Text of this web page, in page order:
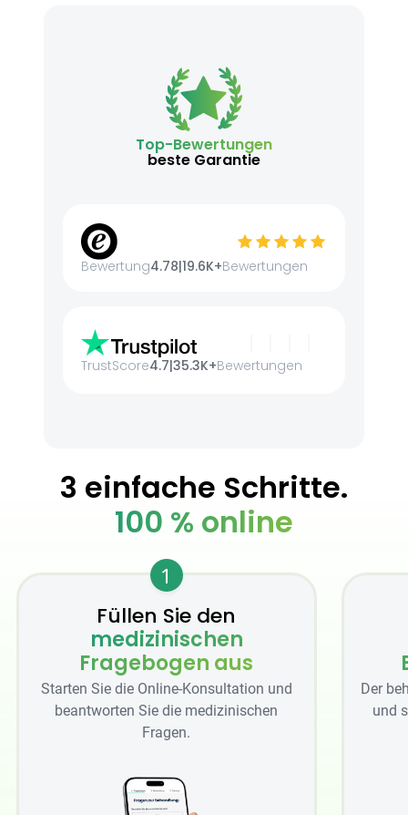
Top-Bewertungen
beste Garantie
Bewertung4.78|19.6K+Bewertungen
TrustScore4.7|35.3K+Bewertungen
3 einfache Schritte.
100 % online
1
Füllen Sie den
medizinischen
Fragebogen aus
Starten Sie die Online-Konsultation und
beantworten Sie die medizinischen
Fragen.
Der
und